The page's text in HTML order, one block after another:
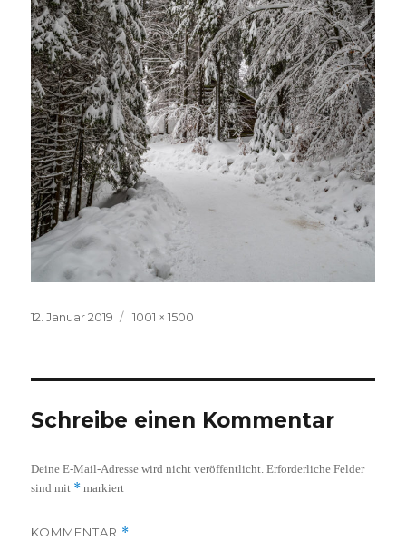
Veröffentlicht
12. Januar 2019
Volle
1001 × 1500
Schreibe einen Kommentar
Deine E-Mail-Adresse wird nicht veröffentlicht. Erforderliche Felder
sind mit * markiert
KOMMENTAR *